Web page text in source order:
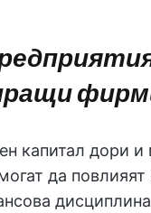
капитал дори и
да